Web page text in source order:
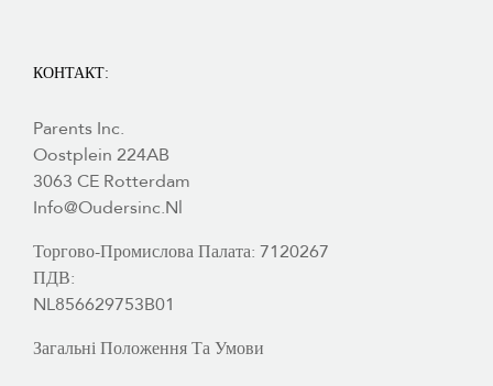
КОНТАКТ:
Parents Inc.
Oostplein 224AB
3063 CE Rotterdam
Info@oudersinc.nl
Торгово-Промислова Палата: 7120267
ПДВ:
NL856629753B01
Загальні Положення Та Умови